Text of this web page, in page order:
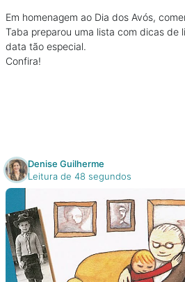
Colunas
Conteúdos
E-Books
Eventos
Podcast
Em homenagem ao Dia dos Avós,
Taba preparou uma lista com dicas de
data tão especial.
Confira!
Denise Guilherme
Leitura de 48 segundos